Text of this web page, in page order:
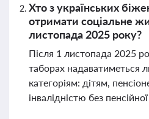
Хто з українських
отримати соціальне
листопада 2025 року?
Після 1 листопада 2025
таборах надаватиметься
категоріям: дітям,
інвалідністю без